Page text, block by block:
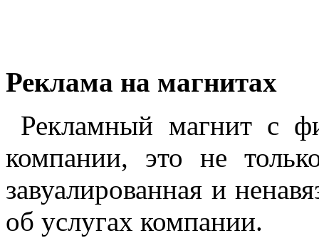
Реклама на магнитах
Рекламный магнит с
компании, это не
завуалированная и
об услугах компании.